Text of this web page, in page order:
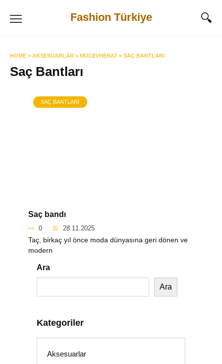
Fashion Türkiye
HOME » AKSESUARLAR » MÜCEVHERAT » SAÇ BANTLARI
Saç Bantları
SAÇ BANTLARI
Saç bandı
0 28.11.2025
Taç, birkaç yıl önce moda dünyasına geri dönen ve
modern
Ara
Ara
Kategoriler
Aksesuarlar